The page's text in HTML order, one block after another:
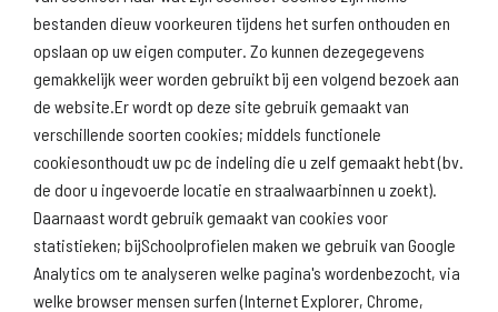
bestanden dieuw voorkeuren tijdens het surfen onthouden en
opslaan op uw eigen computer. Zo kunnen dezegegevens
gemakkelijk weer worden gebruikt bij een volgend bezoek aan
de website.Er wordt op deze site gebruik gemaakt van
verschillende soorten cookies; middels functionele
cookiesonthoudt uw pc de indeling die u zelf gemaakt hebt (bv.
de door u ingevoerde locatie en straalwaarbinnen u zoekt).
Daarnaast wordt gebruik gemaakt van cookies voor
statistieken; bijSchoolprofielen maken we gebruik van Google
Analytics om te analyseren welke pagina's wordenbezocht, via
welke browser mensen surfen (Internet Explorer, Chrome,
schoolprofiel
schoolresultaten
Naar scholenopdekaart.nl